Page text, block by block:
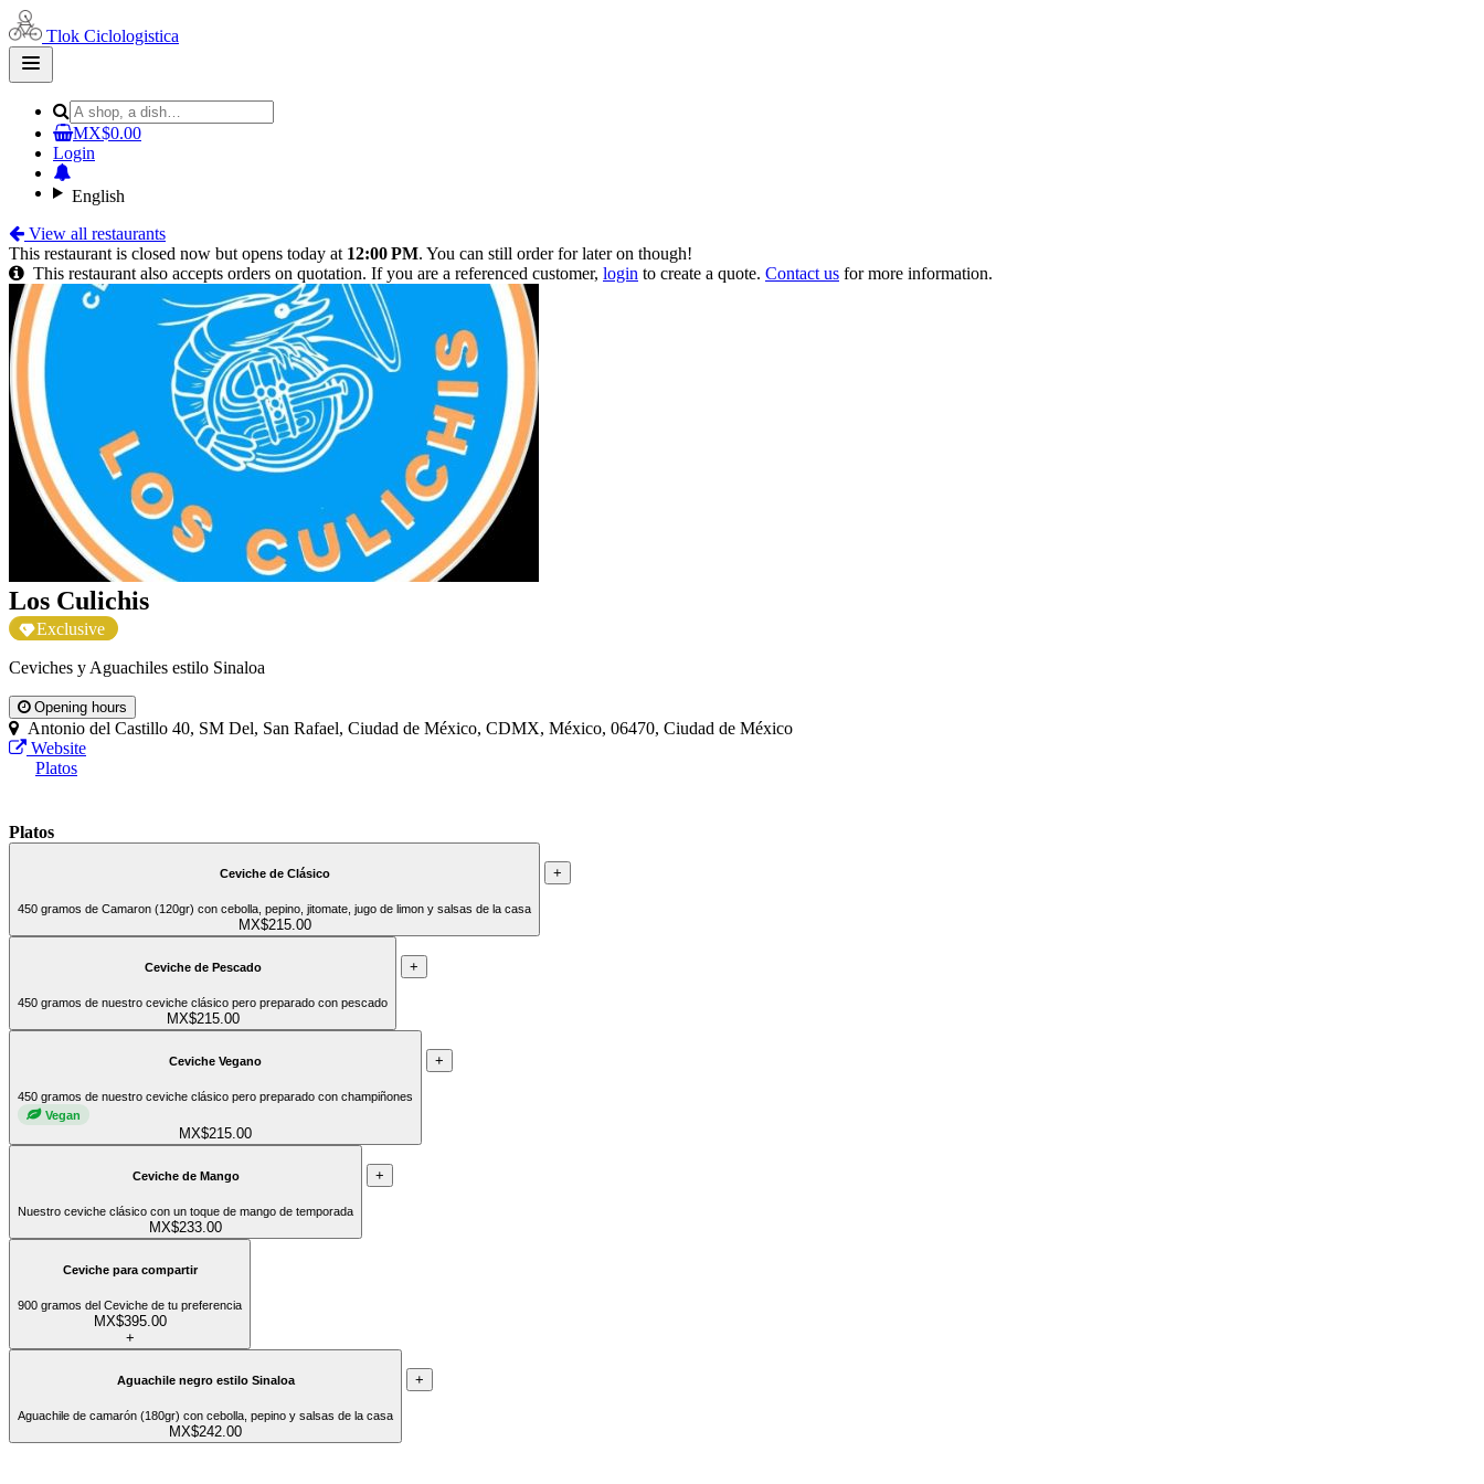
Tlok Ciclologistica
Open
main
MX$0.00
Login
English
View all restaurants
This restaurant is closed now but opens today at 12:00 PM. You can still order for later on though!
This restaurant also accepts orders on quotation. If you are a referenced customer, login to create a quote. Contact us for more information.
Los Culichis
Exclusive
Ceviches y Aguachiles estilo Sinaloa
Opening hours
Antonio del Castillo 40, SM Del, San Rafael, Ciudad de México, CDMX, México, 06470, Ciudad de México
Website
Platos
Platos
Ceviche de Clásico
450 gramos de Camaron (120gr) con cebolla, pepino, jitomate, jugo de limon y salsas de la casa
MX$215.00
+
Ceviche de Pescado
450 gramos de nuestro ceviche clásico pero preparado con pescado
MX$215.00
+
Ceviche Vegano
450 gramos de nuestro ceviche clásico pero preparado con champiñones
Vegan
MX$215.00
+
Ceviche de Mango
Nuestro ceviche clásico con un toque de mango de temporada
MX$233.00
+
Ceviche para compartir
900 gramos del Ceviche de tu preferencia
MX$395.00
+
Aguachile negro estilo Sinaloa
Aguachile de camarón (180gr) con cebolla, pepino y salsas de la casa
MX$242.00
+